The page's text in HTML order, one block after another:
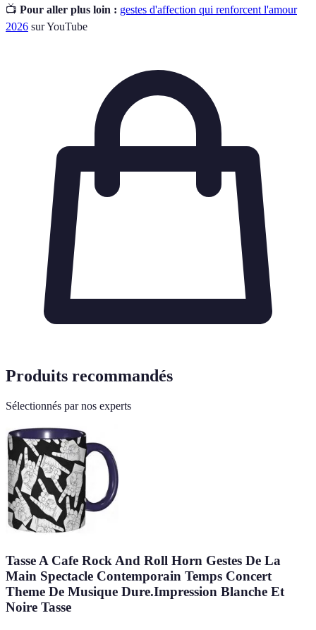
📺 Pour aller plus loin : gestes d'affection qui renforcent l'amour
2026 sur YouTube
Produits recommandés
Sélectionnés par nos experts
Tasse A Cafe Rock And Roll Horn Gestes De La
Main Spectacle Contemporain Temps Concert
Theme De Musique Dure.Impression Blanche Et
Noire Tasse